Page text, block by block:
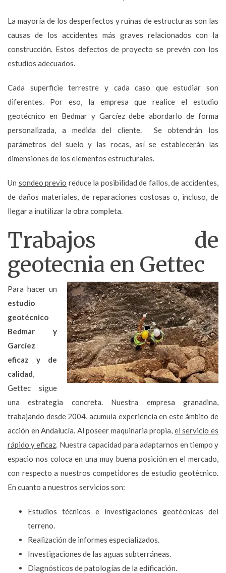
La mayoría de los desperfectos y ruinas de estructuras son las
causas de los accidentes más graves relacionados con la
construcción. Estos defectos de proyecto se prevén con los
estudios adecuados.
Cada superficie terrestre y cada caso que estudiar son
diferentes. Por eso, la empresa que realice el estudio
geotécnico en Bedmar y Garcíez debe abordarlo de forma
personalizada, a medida del cliente. Se obtendrán los
parámetros del suelo y las rocas, así se establecerán las
dimensiones de los elementos estructurales.
Un sondeo previo reduce la posibilidad de fallos, de accidentes,
de daños materiales, de reparaciones costosas o, incluso, de
llegar a inutilizar la obra completa.
Trabajos de
geotecnia en Gettec
Para hacer un
estudio
geotécnico
Bedmar y
Garcíez
eficaz y de
calidad,
Gettec sigue
una estrategia concreta. Nuestra empresa granadina,
trabajando desde 2004, acumula experiencia en este ámbito de
acción en Andalucía. Al poseer maquinaria propia, el servicio es
rápido y eficaz. Nuestra capacidad para adaptarnos en tiempo y
espacio nos coloca en una muy buena posición en el mercado,
con respecto a nuestros competidores de estudio geotécnico.
En cuanto a nuestros servicios son:
Estudios técnicos e investigaciones geotécnicas del
terreno.
Realización de informes especializados.
Investigaciones de las aguas subterráneas.
Diagnósticos de patologías de la edificación.